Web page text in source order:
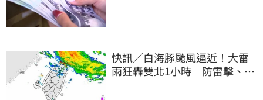
快訊／白海豚颱風逼近！大雷
雨狂轟雙北1小時 防雷擊、強